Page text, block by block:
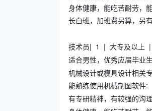
身体健康，能吃苦耐劳，
长白班，加班费另算，另
技术员| 1 | 大专及以上
适合男性，优秀应届毕业
机械设计或模具设计相关
能熟练使用机械制图软件:
有专研精神，有较强的沟